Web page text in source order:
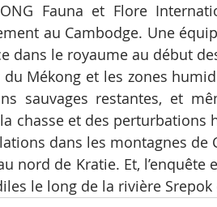
Fauna et Flore
au Cambodge. Une
dans le royaume au début
du Mékong et les zones
sauvages restantes, et
chasse et des
dans les montagnes de
nord de Kratie. Et,
le long de la rivière